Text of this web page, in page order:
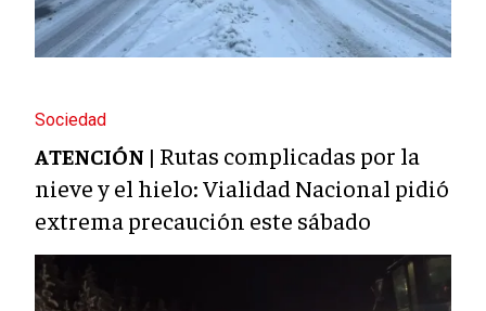
Sociedad
ATENCIÓN | Rutas complicadas por la
nieve y el hielo: Vialidad Nacional pidió
extrema precaución este sábado